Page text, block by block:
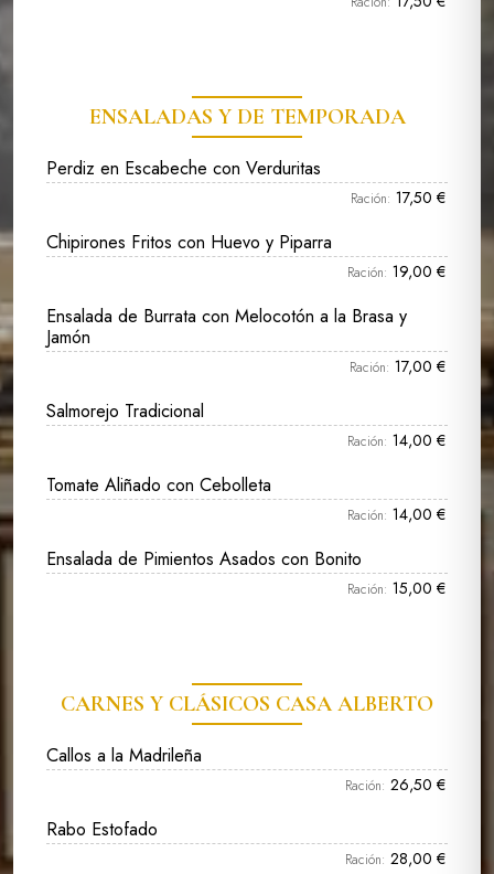
ENSALADAS Y DE TEMPORADA
Perdiz en Escabeche con Verduritas
Ración: 17,50 €
Chipirones Fritos con Huevo y Piparra
Ración: 19,00 €
Ensalada de Burrata con Melocotón a la Brasa y
Jamón
Ración: 17,00 €
Salmorejo Tradicional
Ración: 14,00 €
Tomate Aliñado con Cebolleta
Ración: 14,00 €
Ensalada de Pimientos Asados con Bonito
Ración: 15,00 €
CARNES Y CLÁSICOS CASA ALBERTO
Callos a la Madrileña
Ración: 26,50 €
Rabo Estofado
Ración: 28,00 €